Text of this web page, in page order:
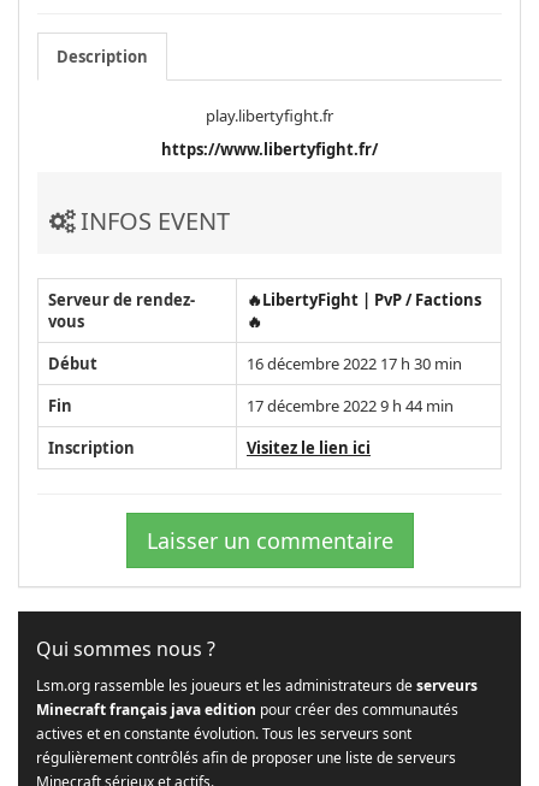
Description
play.libertyfight.fr
https://www.libertyfight.fr/
INFOS EVENT
Serveur de rendez-
vous
🔥LibertyFight | PvP / Factions
🔥
Début
16 décembre 2022 17 h 30 min
Fin
17 décembre 2022 9 h 44 min
Inscription
Visitez le lien ici
Laisser un commentaire
Qui sommes nous ?
Lsm.org rassemble les joueurs et les administrateurs deserveurs
Minecraft français java edition pour créer des communautés
actives et en constante évolution. Tous les serveurs sont
régulièrement contrôlés afin de proposer une liste de serveurs